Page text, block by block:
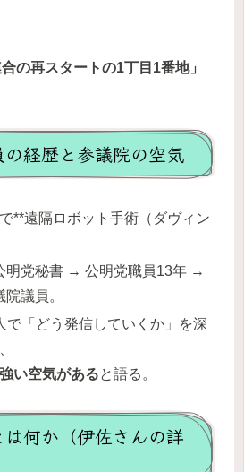
の再スタートの1丁目1番地」
の経歴と参議院の空気
**遠隔ロボット手術（ダヴィン
明党秘書 → 公明党職員13年 →
議員。
で「どう発信していくか」を深
い空気があると語る。
何か（伊佐さんの詳